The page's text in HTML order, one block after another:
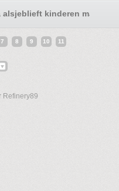
kinderen maken
7 8 9 10 11
Refinery89